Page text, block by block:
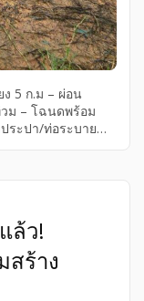
5 ก.ม – ผ่อน
ม – โฉนดพร้อม
ะปา/ท่อระบายน้ำ
ก.ม – ห่างจากห้าง
ำสายหลัก 200
[…]
ล้ว!
สร้าง